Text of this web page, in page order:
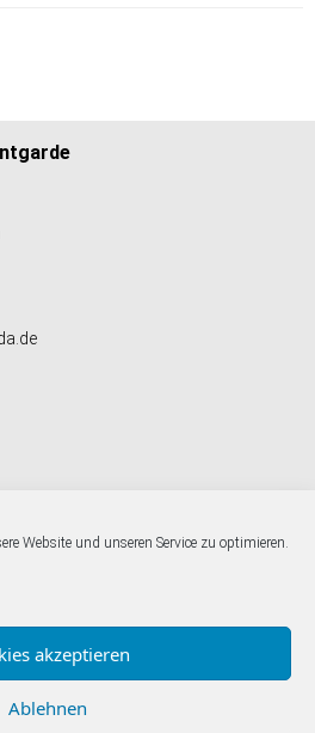
Website und unseren Service zu optimieren.
akzeptieren
Ablehnen